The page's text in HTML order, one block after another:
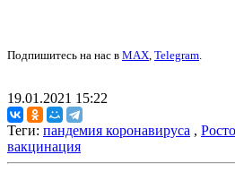
Подпишитесь на нас в MAX, Telegram.
19.01.2021 15:22
Теги: пандемия коронавируса ,
вакцинация